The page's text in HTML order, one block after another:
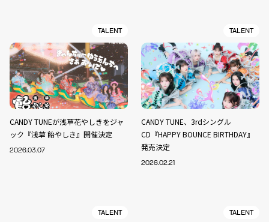
TALENT
CANDY TUNEが浅草花やしきをジャ
ック『浅草 飴やしき』開催決定
2026.03.07
TALENT
CANDY TUNE、3rdシングル
CD『HAPPY BOUNCE BIRTHDAY』
発売決定
2026.02.21
TALENT TALENT